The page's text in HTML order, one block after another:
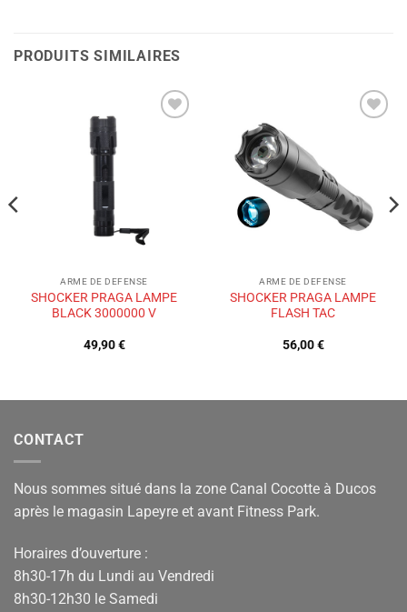
PRODUITS SIMILAIRES
ARME DE DEFENSE
SHOCKER PRAGA LAMPE
BLACK 3000000 V
49,90€
ARME DE DEFENSE
SHOCKER PRAGA LAMPE
FLASH TAC
56,00€
CONTACT
Nous sommes situé dans la zone Canal Cocotte à Ducos
après le magasin Lapeyre et avant Fitness Park.
Horaires d’ouverture :
8h30-17h du Lundi au Vendredi
8h30-12h30 le Samedi